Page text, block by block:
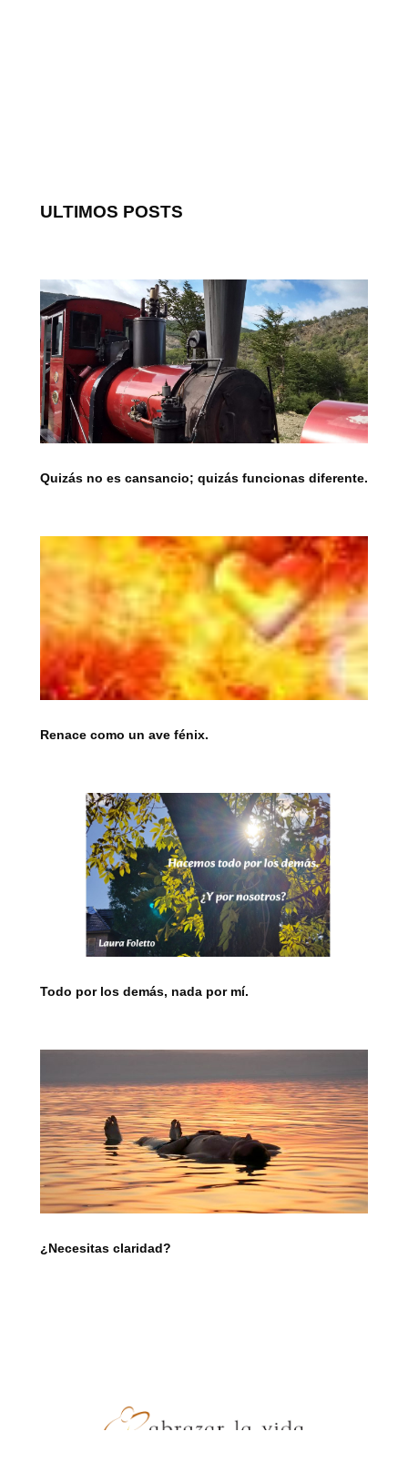
ULTIMOS POSTS
Quizás no es cansancio; quizás funcionas diferente.
Renace como un ave fénix.
Todo por los demás, nada por mí.
¿Necesitas claridad?